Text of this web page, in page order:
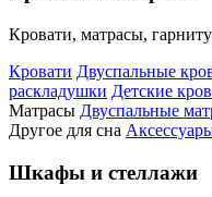
Кровати, матрасы,
Кровати Двуспальные
раскладушки Детские
Матрасы Двуспальные
Другое для сна
Шкафы и стеллажи